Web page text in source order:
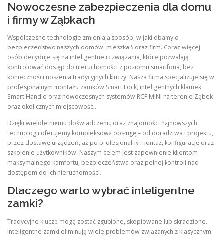
Nowoczesne zabezpieczenia dla domu
i firmy w Ząbkach
Współczesne technologie zmieniają sposób, w jaki dbamy o
bezpieczeństwo naszych domów, mieszkań oraz firm. Coraz więcej
osób decyduje się na inteligentne rozwiązania, które pozwalają
kontrolować dostęp do nieruchomości z poziomu smartfona, bez
konieczności noszenia tradycyjnych kluczy. Nasza firma specjalizuje się w
profesjonalnym montażu zamków Smart Lock, inteligentnych klamek
Smart Handle oraz nowoczesnych systemów RCF MINI na terenie Ząbek
oraz okolicznych miejscowości.
Dzięki wieloletniemu doświadczeniu oraz znajomości najnowszych
technologii oferujemy kompleksową obsługę – od doradztwa i projektu,
przez dostawę urządzeń, aż po profesjonalny montaż, konfigurację oraz
szkolenie użytkowników. Naszym celem jest zapewnienie klientom
maksymalnego komfortu, bezpieczeństwa oraz pełnej kontroli nad
dostępem do ich nieruchomości.
Dlaczego warto wybrać inteligentne
zamki?
Tradycyjne klucze mogą zostać zgubione, skopiowane lub skradzione.
Inteligentne zamki eliminują wiele problemów związanych z klasycznym